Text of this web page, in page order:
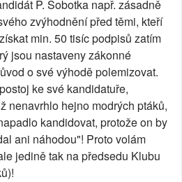
P. Sobotka např. zásadně
zvýhodnění před těmi, kteří
min. 50 tisíc podpisů zatím
jsou nastaveny zákonné
o své výhodě polemizovat.
ke své kandidatuře,
nenavrhlo hejno modrých ptáků,
kandidovat, protože on by
ani náhodou"! Proto volám
jedině tak na předsedu Klubu